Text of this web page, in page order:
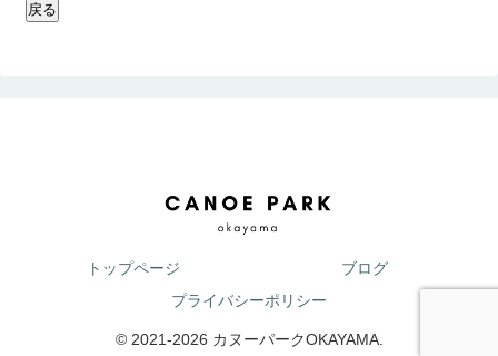
戻る
トップページ
ブログ
プライバシーポリシー
© 2021-2026 カヌーパークOKAYAMA.